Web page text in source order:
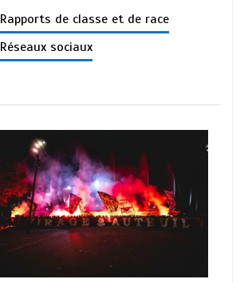
Rapports de classe et de race
Réseaux sociaux